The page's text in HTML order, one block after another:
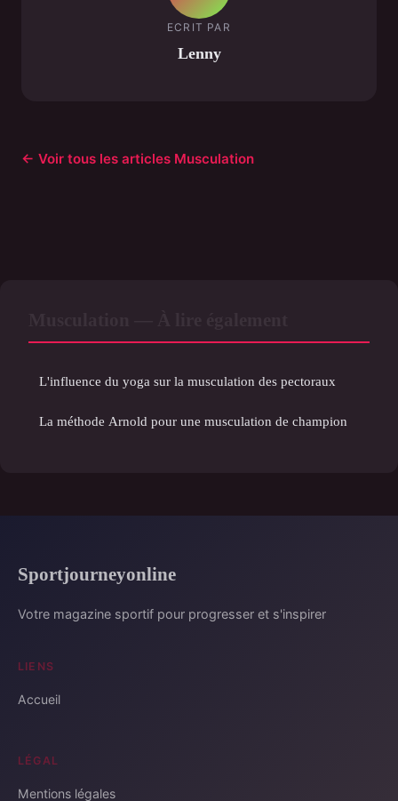
ECRIT PAR
Lenny
← Voir tous les articles Musculation
L'influence du yoga sur la musculation des pectoraux
La méthode Arnold pour une musculation de champion
Sportjourneyonline
Votre magazine sportif pour progresser et s'inspirer
LIENS
Accueil
LÉGAL
Mentions légales